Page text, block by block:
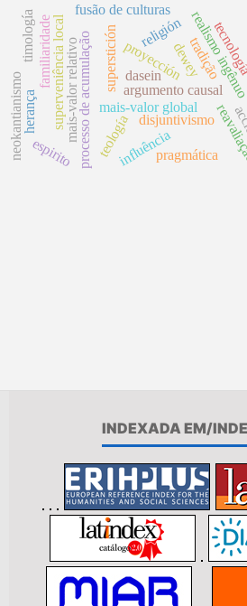
argumento causal
supersticiónproyección
processo de acumulação mais-valor global
mais-valor relativo
superveniência local disjuntivismo
religiónrealismo
dewey
teología
espirito influência
familiaridade
neokantianismo dasein
herança
tradição
fusão de culturas
pragmática
timología
INDEXADA EM/